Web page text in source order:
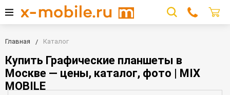
Главная Каталог
Купить Графические планшеты в
Москве — цены, каталог, фото | MIX
MOBILE